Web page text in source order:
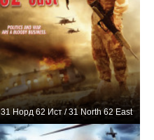
31 Норд 62 Ист / 31 North 62 East